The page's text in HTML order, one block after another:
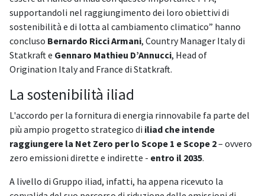
supportandoli nel raggiungimento dei loro obiettivi di
sostenibilità e di lotta al cambiamento climatico” hanno
concluso Bernardo Ricci Armani, Country Manager Italy di
Statkraft e Gennaro Mathieu D’Annucci, Head of
Origination Italy and France di Statkraft.
La sostenibilità iliad
L'accordo per la fornitura di energia rinnovabile fa parte del
più ampio progetto strategico di iliad che intende
raggiungere la Net Zero per lo Scope 1 e Scope 2– ovvero
zero emissioni dirette e indirette - entro il 2035.
A livello di Gruppo iliad, infatti, ha appena ricevuto la